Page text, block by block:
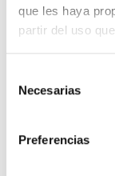
que les haya
partir del uso
Necesarias
Preferencias
La sociedad